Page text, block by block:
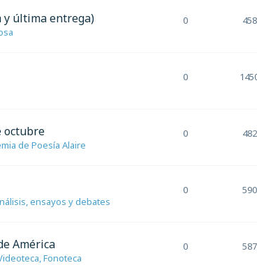
y última entrega) 0
0
octubre
de Poesía Alaire
0
ensayos y debates
0
América
Fonoteca
0